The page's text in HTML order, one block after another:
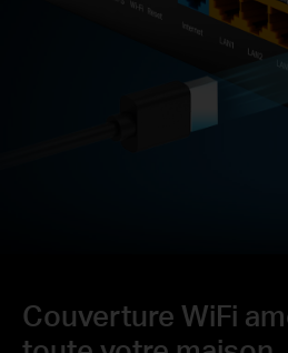
Couverture WiFi